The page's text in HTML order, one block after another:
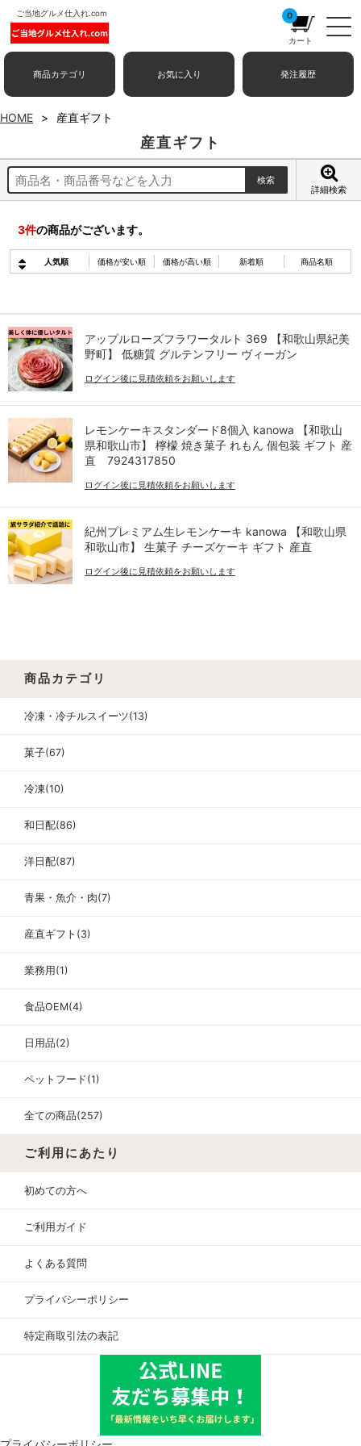
ご当地グルメ仕入れ.com 0
カート
商品カテゴリ お気に入り 発注履歴
HOME 産直ギフト
産直ギフト
詳細検索
3件の商品がございます。
人気順 価格が安い順 価格が高い順 新着順 商品名順
アップルローズフラワータルト 369 【和歌山県紀美
野町】 低糖質 グルテンフリー ヴィーガン
ログイン後に見積依頼をお願いします
レモンケーキスタンダード8個入 kanowa 【和歌山
県和歌山市】 檸檬 焼き菓子 れもん 個包装 ギフト 産
直 7924317850
ログイン後に見積依頼をお願いします
紀州プレミアム生レモンケーキ kanowa 【和歌山県
和歌山市】 生菓子 チーズケーキ ギフト 産直
ログイン後に見積依頼をお願いします
商品カテゴリ
冷凍・冷チルスイーツ(13)
菓子(67)
冷凍(10)
和日配(86)
洋日配(87)
青果・魚介・肉(7)
産直ギフト(3)
業務用(1)
食品OEM(4)
日用品(2)
ペットフード(1)
全ての商品(257)
ご利用にあたり
初めての方へ
ご利用ガイド
よくある質問
プライバシーポリシー
特定商取引法の表記